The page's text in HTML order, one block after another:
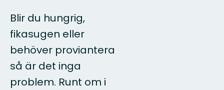
Blir du hungrig,
fikasugen eller
behöver proviantera
så är det inga
problem. Runt om i